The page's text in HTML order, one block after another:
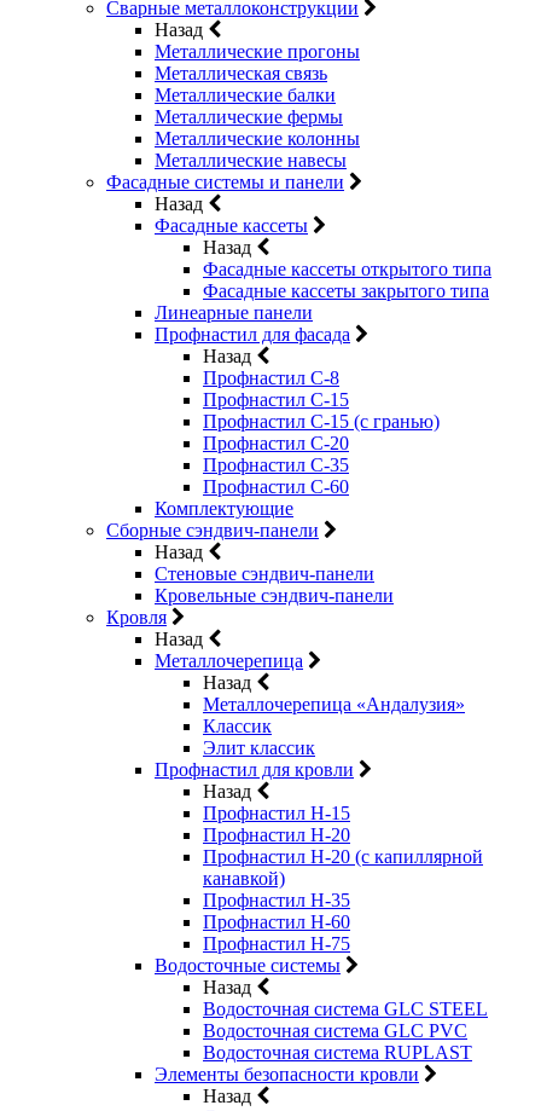
Сварные металлоконструкции
Назад
Металлические прогоны
Металлическая связь
Металлические балки
Металлические фермы
Металлические колонны
Металлические навесы
Фасадные системы и панели
Назад
Фасадные кассеты
Назад
Фасадные кассеты открытого типа
Фасадные кассеты закрытого типа
Линеарные панели
Профнастил для фасада
Назад
Профнастил С-8
Профнастил С-15
Профнастил С-15 (с гранью)
Профнастил С-20
Профнастил С-35
Профнастил С-60
Комплектующие
Сборные сэндвич-панели
Назад
Стеновые сэндвич-панели
Кровельные сэндвич-панели
Кровля
Назад
Металлочерепица
Назад
Металлочерепица «Андалузия»
Классик
Элит классик
Профнастил для кровли
Назад
Профнастил Н-15
Профнастил Н-20
Профнастил Н-20 (с капиллярной
канавкой)
Профнастил Н-35
Профнастил Н-60
Профнастил Н-75
Водосточные системы
Назад
Водосточная система GLC STEEL
Водосточная система GLC PVC
Водосточная система RUPLAST
Элементы безопасности кровли
Назад